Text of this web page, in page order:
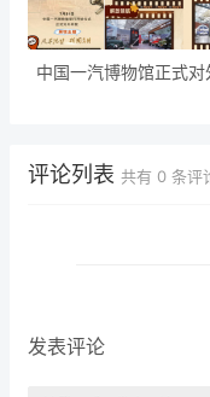
中国一汽博物馆正式对
评论列表 共有 0 条评
发表评论